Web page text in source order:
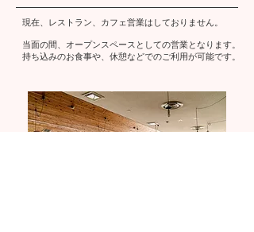
現在、レストラン、カフェ営業はしておりません。
当面の間、オープンスペースとしての営業となります。
持ち込みのお食事や、休憩などでのご利用が可能です。